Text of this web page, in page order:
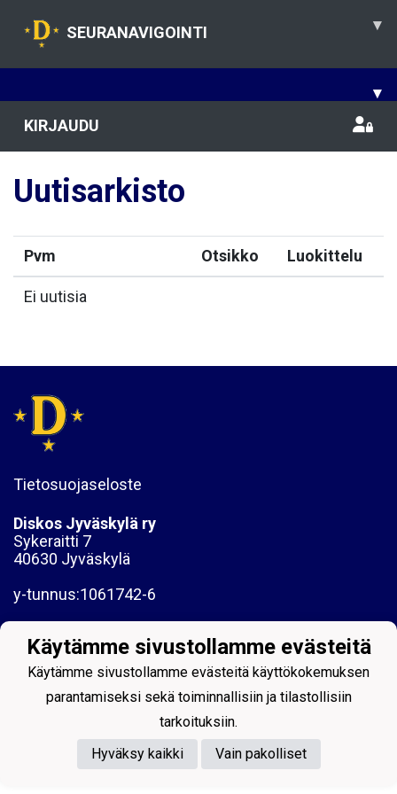
SEURANAVIGOINTI ▾
▾
KIRJAUDU
Uutisarkisto
Pvm Otsikko Luokittelu
Ei uutisia
Tietosuojaseloste
Diskos Jyväskylä ry
Sykeraitti 7
40630 Jyväskylä
y-tunnus:1061742-6
Powered by
Käytämme sivustollamme evästeitä
Käytämme sivustollamme evästeitä käyttökokemuksen
parantamiseksi sekä toiminnallisiin ja tilastollisiin
tarkoituksiin.
Hyväksy kaikki
Vain pakolliset